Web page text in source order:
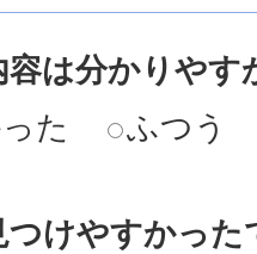
容は分かりやす
た
ふつう
つけやすかった